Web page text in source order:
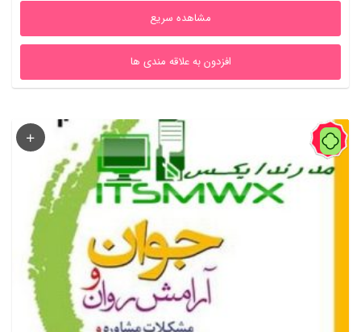
مشاهده سریع
افزدون به علاقه مندی ها
60%